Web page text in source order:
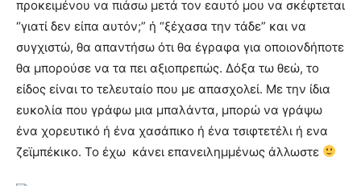
προκειμένου να πιάσω μετά τον εαυτό μου να σκέφτεται
“γιατί δεν είπα αυτόν;” ή “ξέχασα την τάδε” και να
συγχιστώ, θα απαντήσω ότι θα έγραφα για οποιονδήποτε
θα μπορούσε να τα πει αξιοπρεπώς. Δόξα τω θεώ, το
είδος είναι το τελευταίο που με απασχολεί. Με την ίδια
ευκολία που γράφω μια μπαλάντα, μπορώ να γράψω
ένα χορευτικό ή ένα χασάπικο ή ένα τσιφτετέλι ή ενα
ζεϊμπέκικο. Το έχω κάνει επανειλημμένως άλλωστε